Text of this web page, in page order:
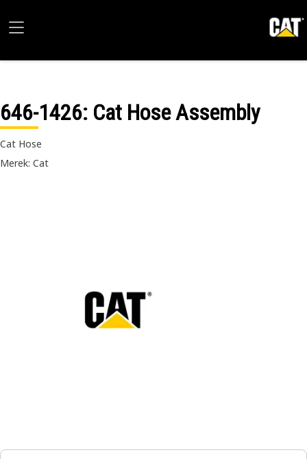
646-1426: Cat Hose Assembly
Cat Hose
Merek: Cat